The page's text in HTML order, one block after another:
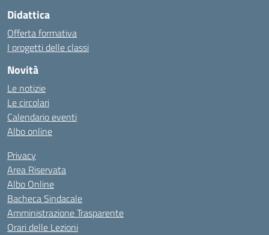
Didattica
Offerta formativa
I progetti delle classi
Novità
Le notizie
Le circolari
Calendario eventi
Albo online
Privacy
Area Riservata
Albo Online
Bacheca Sindacale
Amministrazione Trasparente
Orari delle Lezioni